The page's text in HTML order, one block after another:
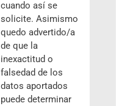
cuando así se
solicite. Asimismo
quedo advertido/a
de que la
inexactitud o
falsedad de los
datos aportados
puede determinar